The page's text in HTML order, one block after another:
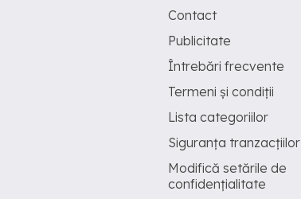
Contact
Publicitate
Întrebări frecvente
Termeni și condiții
Lista categoriilor
Siguranța tranzacțiilor
Modifică setările de
confidențialitate